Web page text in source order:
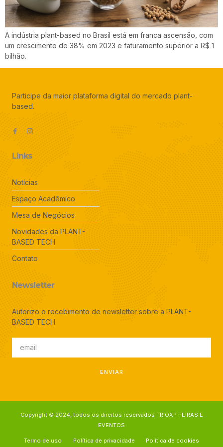
A indústria plant-based no Brasil está em franca ascensão, com
um crescimento de 38% em 2023 e faturamento superior a R$ 1
bilhão.
Participe da maior plataforma digital do mercado plant-
based.
Links
Notícias
Espaço Acadêmico
Mesa de Negócios
Novidades da PLANT-
BASED TECH
Contato
Newsletter
Autorizo o recebimento de newsletter sobre a PLANT-
BASED TECH
ENVIAR
Copyright © 2024, todos os direitos reservados TRIOXP FEIRAS E
EVENTOS
Termo de uso Política de privacidade Política de cookies